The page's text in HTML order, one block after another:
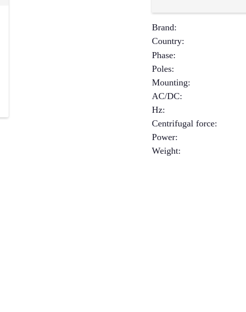
Brand:
Country:
Phase:
Poles:
Mounting:
AC/DC:
Hz:
Centrifugal force:
Power:
Weight: